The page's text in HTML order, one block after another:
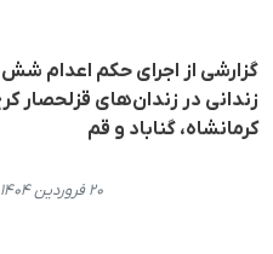
گزارشی از اجرای حکم اعدام شش
زندانی در زندان‌های قزلحصار
کرمانشاه، گناباد و قم
۲۰ فروردین ۱۴۰۴، ۱۵:۳۷